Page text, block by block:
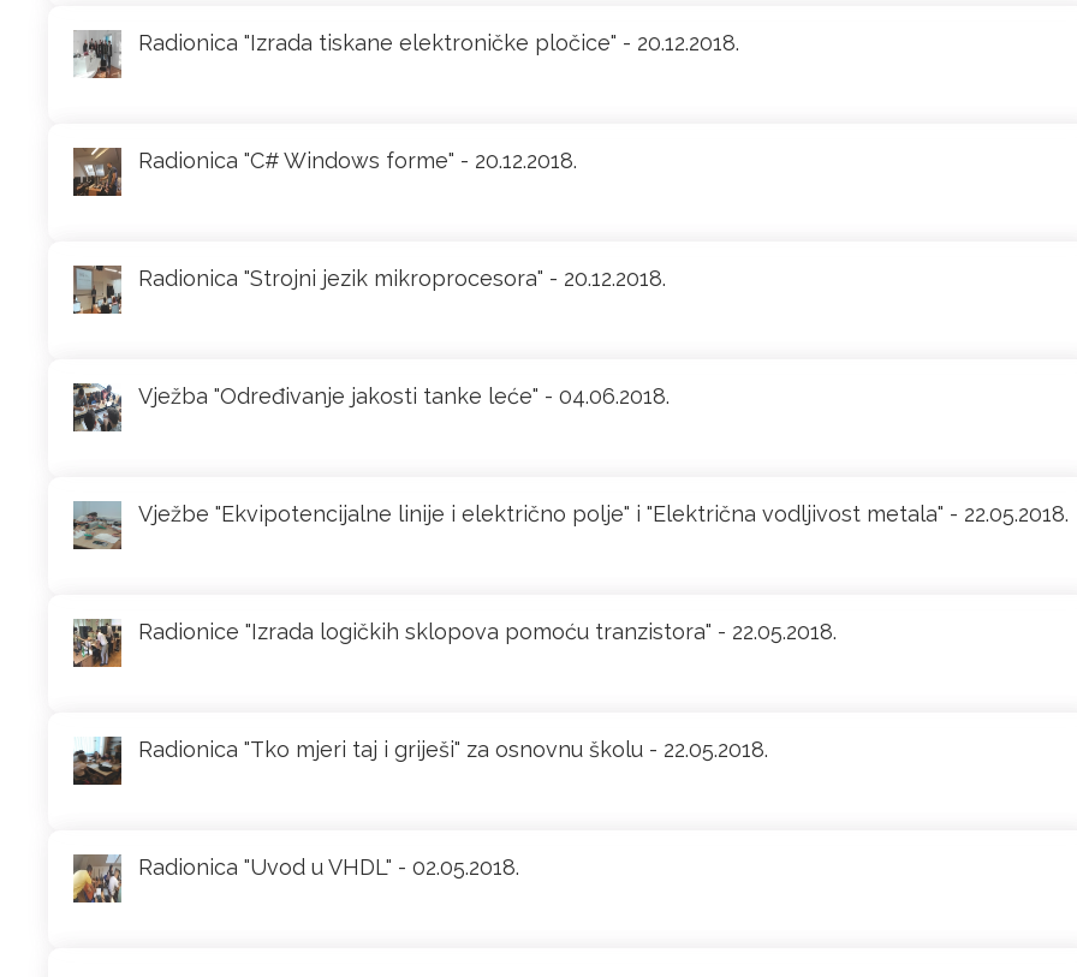
Radionica "Izrada tiskane elektroničke pločice" - 20.12.2018.
Radionica "C# Windows forme" - 20.12.2018.
Radionica "Strojni jezik mikroprocesora" - 20.12.2018.
Vježba "Određivanje jakosti tanke leće" - 04.06.2018.
Vježbe "Ekvipotencijalne linije i električno polje" i "Električna vodljivost metala" - 22.05.2018.
Radionice "Izrada logičkih sklopova pomoću tranzistora" - 22.05.2018.
Radionica "Tko mjeri taj i griješi" za osnovnu školu - 22.05.2018.
Radionica "Uvod u VHDL" - 02.05.2018.